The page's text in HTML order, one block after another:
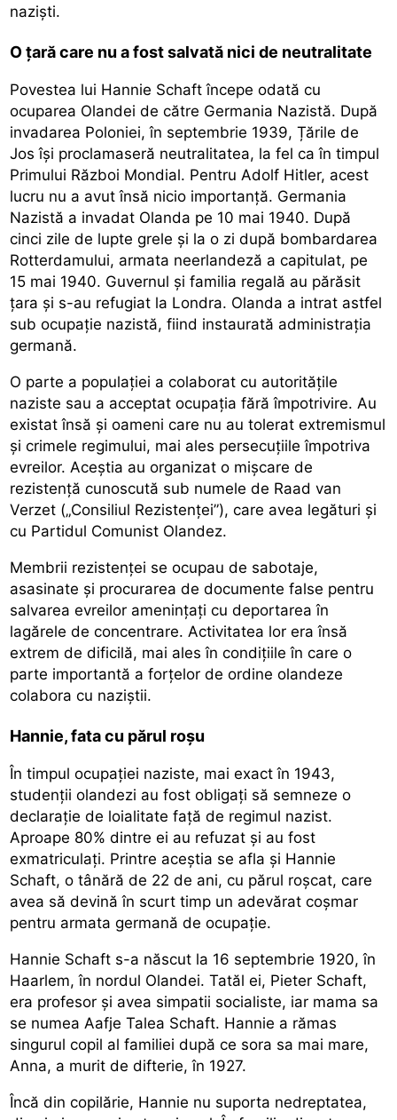
naziști.
O țară care nu a fost salvată nici de neutralitate
Povestea lui Hannie Schaft începe odată cu
ocuparea Olandei de către Germania Nazistă. După
invadarea Poloniei, în septembrie 1939, Țările de
Jos își proclamaseră neutralitatea, la fel ca în timpul
Primului Război Mondial. Pentru Adolf Hitler, acest
lucru nu a avut însă nicio importanță. Germania
Nazistă a invadat Olanda pe 10 mai 1940. După
cinci zile de lupte grele și la o zi după bombardarea
Rotterdamului, armata neerlandeză a capitulat, pe
15 mai 1940. Guvernul și familia regală au părăsit
țara și s-au refugiat la Londra. Olanda a intrat astfel
sub ocupație nazistă, fiind instaurată administrația
germană.
O parte a populației a colaborat cu autoritățile
naziste sau a acceptat ocupația fără împotrivire. Au
existat însă și oameni care nu au tolerat extremismul
și crimele regimului, mai ales persecuțiile împotriva
evreilor. Aceștia au organizat o mișcare de
rezistență cunoscută sub numele de Raad van
Verzet („Consiliul Rezistenței”), care avea legături și
cu Partidul Comunist Olandez.
Membrii rezistenței se ocupau de sabotaje,
asasinate și procurarea de documente false pentru
salvarea evreilor amenințați cu deportarea în
lagărele de concentrare. Activitatea lor era însă
extrem de dificilă, mai ales în condițiile în care o
parte importantă a forțelor de ordine olandeze
colabora cu naziștii.
Hannie, fata cu părul roșu
În timpul ocupației naziste, mai exact în 1943,
studenții olandezi au fost obligați să semneze o
declarație de loialitate față de regimul nazist.
Aproape 80% dintre ei au refuzat și au fost
exmatriculați. Printre aceștia se afla și Hannie
Schaft, o tânără de 22 de ani, cu părul roșcat, care
avea să devină în scurt timp un adevărat coșmar
pentru armata germană de ocupație.
Hannie Schaft s-a născut la 16 septembrie 1920, în
Haarlem, în nordul Olandei. Tatăl ei, Pieter Schaft,
era profesor și avea simpatii socialiste, iar mama sa
se numea Aafje Talea Schaft. Hannie a rămas
singurul copil al familiei după ce sora sa mai mare,
Anna, a murit de difterie, în 1927.
Încă din copilărie, Hannie nu suporta nedreptatea,